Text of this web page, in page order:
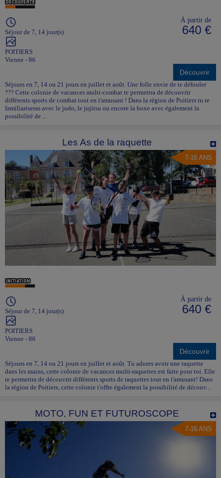
Séjour de 7, 14 jour(s)
POITIERS
Vienne - 86
À partir de
640 €
Découvrir
Séjours en 7, 14 ou 21 jours en juillet et août. Une folle envie de te défouler
??? Cette colonie de vacances multi-combat te permettra de découvrir
différents sports de combat tout en t'amusant ! Dans la région de Poitiers tu te
familiariseras avec le judo, le jujitsu ou encore la boxe avec également la
possibilité de ...
Les As de la raquette
7-16 ANS
Séjour de 7, 14 jour(s)
POITIERS
Vienne - 86
À partir de
640 €
Découvrir
Séjours en 7, 14 ou 21 jours en juillet et août. Tu adores avoir une raquette
dans les mains, cette colonie de vacances multi-raquettes est faite pour toi. Elle
te permettra de découvrir différents sports de raquettes tout en t'amusant! Dans
la région de Poitiers, cette colonie t'offre également la possibilité de découv...
MOTO, FUN ET FUTUROSCOPE
7-16 ANS